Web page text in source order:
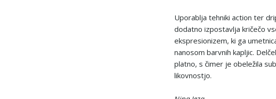
Uporablja tehniki action ter
dodatno izpostavlja kričečo
ekspresionizem, ki ga
nanosom barvnih kapljic.
platno, s čimer je obeležila
likovnostjo.